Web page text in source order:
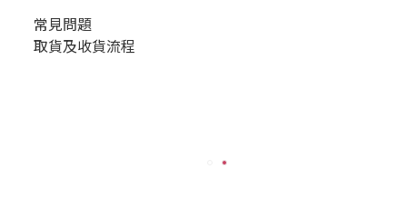
常見問題
取貨及收貨流程